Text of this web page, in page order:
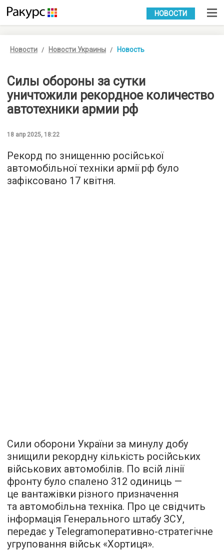
УКР РУС
НОВОСТИ
Новости Новости Украины Новость
Силы обороны за сутки
уничтожили рекордное количество
автотехники армии рф
18 апр 2025, 18:22
Рекорд по знищенню російської
автомобільної техніки армії рф було
зафіксовано 17 квітня.
Сили оборони України за минулу добу
знищили рекордну кількість російських
військових автомобілів. По всій лінії
фронту було спалено 312 одиниць —
це вантажівки різного призначення
та автомобільна техніка. Про це свідчить
інформація Генерального штабу ЗСУ,
передає у Telegramоперативно-стратегічне
угруповання військ «Хортиця».